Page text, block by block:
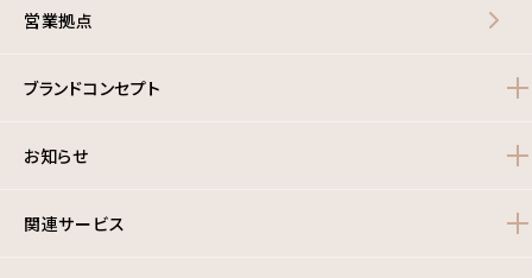
営業拠点
ブランドコンセプト
お知らせ
関連サービス